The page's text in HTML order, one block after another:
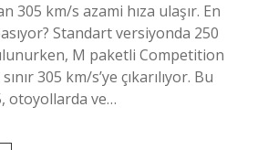
305 km/s azami hıza ulaşır. En
Standart versiyonda 250
M paketli Competition
305 km/s’ye çıkarılıyor. Bu
otoyollarda ve…